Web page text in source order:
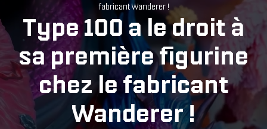
fabricant Wanderer !
Type 100 a le droit à
sa première figurine
chez le fabricant
Wanderer !